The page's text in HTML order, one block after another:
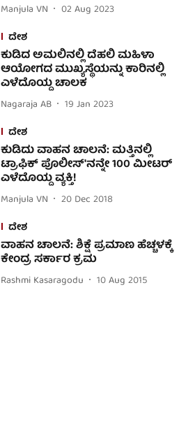
Manjula VN
02 Aug 2023
ದೇಶ
ಕುಡಿದ ಅಮಲಿನಲ್ಲಿ ದೆಹಲಿ ಮಹಿಳಾ
ಆಯೋಗದ ಮುಖ್ಯಸ್ಥೆಯನ್ನು ಕಾರಿನಲ್ಲಿ
ಎಳೆದೊಯ್ದ ಚಾಲಕ
Nagaraja AB
19 Jan 2023
ದೇಶ
ಕುಡಿದು ವಾಹನ ಚಾಲನೆ: ಮತ್ತಿನಲ್ಲಿ
ಟ್ರಾಫಿಕ್ ಪೊಲೀಸ್'ನನ್ನೇ 100 ಮೀಟರ್
ಎಳೆದೊಯ್ದ ವ್ಯಕ್ತಿ!
Manjula VN
20 Dec 2018
ದೇಶ
ವಾಹನ ಚಾಲನೆ: ಶಿಕ್ಷೆ ಪ್ರಮಾಣ ಹೆಚ್ಚಳಕ್ಕೆ
ಕೇಂದ್ರ ಸರ್ಕಾರ ಕ್ರಮ
Rashmi Kasaragodu 10 Aug 2015